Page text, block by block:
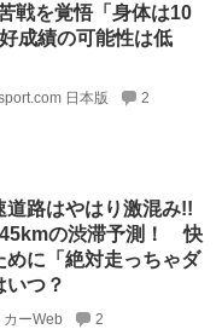
戦を覚悟「身体は10
成績の可能性は低
日本版 2
道路はやはり激混み!!
の渋滞予測！ 快
めに「絶対走っちゃダ
いつ？
カーWeb 2